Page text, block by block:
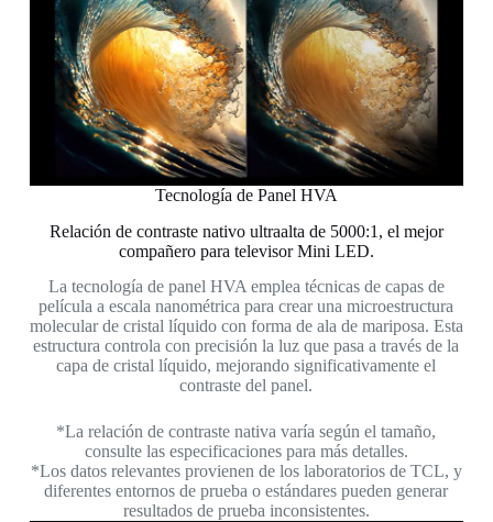
Tecnología de Panel HVA
Relación de contraste nativo ultraalta de 5000:1, el mejor
compañero para televisor Mini LED.
La tecnología de panel HVA emplea técnicas de capas de
película a escala nanométrica para crear una microestructura
molecular de cristal líquido con forma de ala de mariposa. Esta
estructura controla con precisión la luz que pasa a través de la
capa de cristal líquido, mejorando significativamente el
contraste del panel.
*La relación de contraste nativa varía según el tamaño,
consulte las especificaciones para más detalles.
*Los datos relevantes provienen de los laboratorios de TCL, y
diferentes entornos de prueba o estándares pueden generar
resultados de prueba inconsistentes.